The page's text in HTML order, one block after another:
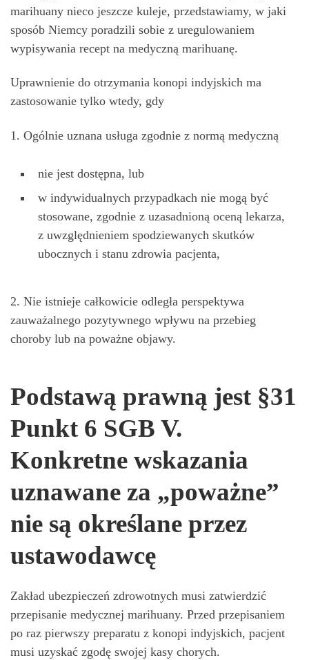
marihuany nieco jeszcze kuleje, przedstawiamy, w jaki
sposób Niemcy poradzili sobie z uregulowaniem
wypisywania recept na medyczną marihuanę.
Uprawnienie do otrzymania konopi indyjskich ma
zastosowanie tylko wtedy, gdy
1. Ogólnie uznana usługa zgodnie z normą medyczną
nie jest dostępna, lub
w indywidualnych przypadkach nie mogą być
stosowane, zgodnie z uzasadnioną oceną lekarza,
z uwzględnieniem spodziewanych skutków
ubocznych i stanu zdrowia pacjenta,
2. Nie istnieje całkowicie odległa perspektywa
zauważalnego pozytywnego wpływu na przebieg
choroby lub na poważne objawy.
Podstawą prawną jest §31
Punkt 6 SGB V.
Konkretne wskazania
uznawane za „poważne”
nie są określane przez
ustawodawcę
Zakład ubezpieczeń zdrowotnych musi zatwierdzić
przepisanie medycznej marihuany. Przed przepisaniem
po raz pierwszy preparatu z konopi indyjskich, pacjent
musi uzyskać zgodę swojej kasy chorych.